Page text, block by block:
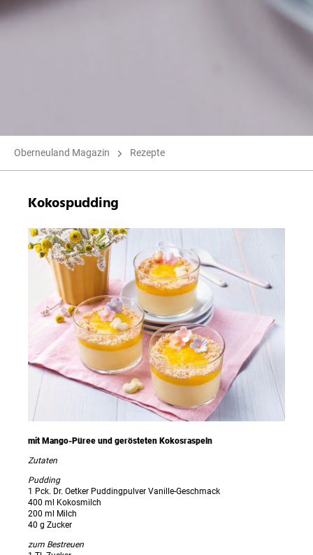
Oberneuland Magazin Rezepte
Kokospudding
mit Mango-Püree und gerösteten Kokosraspeln
Zutaten
Pudding
1 Pck. Dr. Oetker Puddingpulver Vanille-Geschmack
400 ml Kokosmilch
200 ml Milch
40 g Zucker
zum Bestreuen